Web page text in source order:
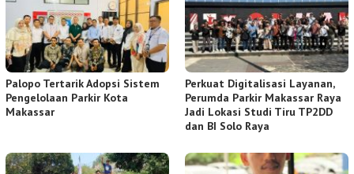
Palopo Tertarik Adopsi Sistem
Pengelolaan Parkir Kota
Makassar
Perkuat Digitalisasi Layanan,
Perumda Parkir Makassar Raya
Jadi Lokasi Studi Tiru TP2DD
dan BI Solo Raya